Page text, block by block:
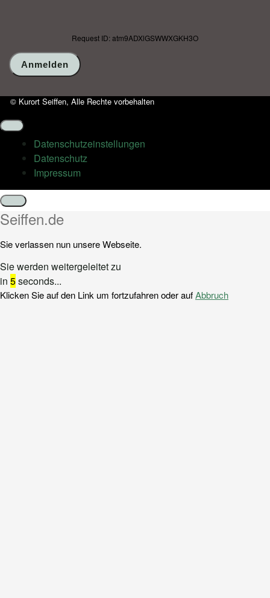
Request ID: atm9ADXlGSWWXGKH3O
© Kurort Seiffen, Alle Rechte vorbehalten
Datenschutz­einstellungen
Datenschutz
Impressum
Schließen
Seiffen.de
Sie verlassen nun unsere Webseite.
Sie werden weitergeleitet zu
in 5seconds...
Klicken Sie auf den Link um fortzufahren oder aufAbbruch